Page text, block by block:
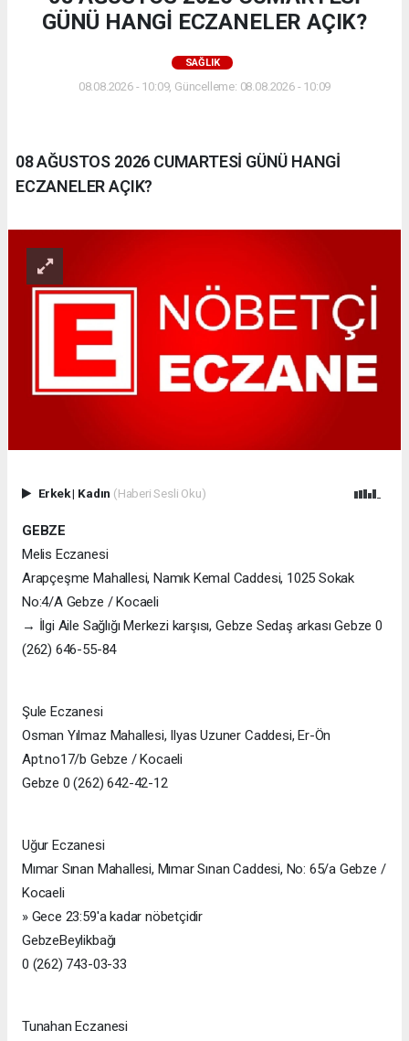
GÜNÜ HANGİ ECZANELER AÇIK?
SAĞLIK
08.08.2026 - 10:09, Güncelleme: 08.08.2026 - 10:09
08 AĞUSTOS 2026 CUMARTESİ GÜNÜ HANGİ
ECZANELER AÇIK?
Erkek| Kadın (Haberi Sesli Oku)
GEBZE
Melis Eczanesi
Arapçeşme Mahallesi, Namık Kemal Caddesi, 1025 Sokak
No:4/A Gebze / Kocaeli
→ İlgi Aile Sağlığı Merkezi karşısı, Gebze Sedaş arkası Gebze 0
(262) 646-55-84
Şule Eczanesi
Osman Yılmaz Mahallesi, Ilyas Uzuner Caddesi, Er-Ön
Apt.no17/b Gebze / Kocaeli
Gebze 0 (262) 642-42-12
Uğur Eczanesi
Mımar Sınan Mahallesi, Mımar Sınan Caddesi, No: 65/a Gebze /
Kocaeli
» Gece 23:59'a kadar nöbetçidir
GebzeBeylikbağı
0 (262) 743-03-33
Tunahan Eczanesi